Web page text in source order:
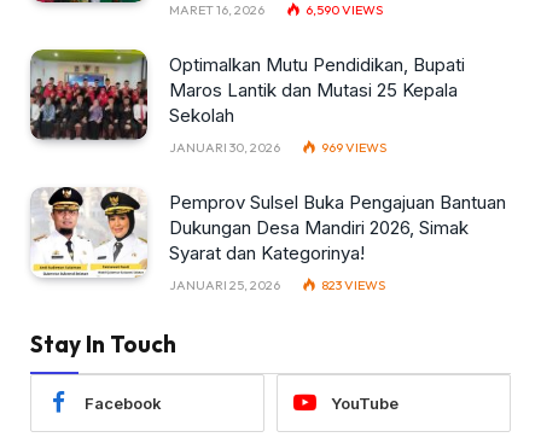
MARET 16, 2026 6,590VIEWS
Optimalkan Mutu Pendidikan, Bupati
Maros Lantik dan Mutasi 25 Kepala
Sekolah
JANUARI 30, 2026 969VIEWS
Pemprov Sulsel Buka Pengajuan Bantuan
Dukungan Desa Mandiri 2026, Simak
Syarat dan Kategorinya!
JANUARI 25, 2026 823VIEWS
Stay In Touch
Facebook YouTube